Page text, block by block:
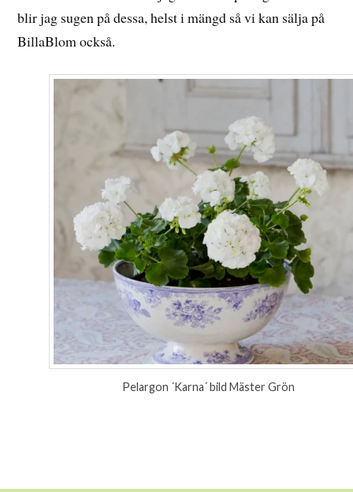
blir jag sugen på dessa, helst i mängd så vi kan sälja på
BillaBlom också.
Pelargon ´Karna´ bild Mäster Grön